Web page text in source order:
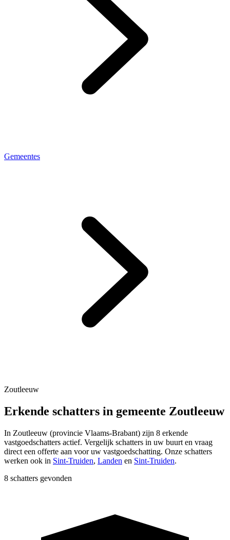
Gemeentes
Zoutleeuw
Erkende schatters in gemeente Zoutleeuw
In Zoutleeuw (provincie Vlaams-Brabant) zijn 8 erkende
vastgoedschatters actief. Vergelijk schatters in uw buurt en vraag
direct een offerte aan voor uw vastgoedschatting. Onze schatters
werken ook in Sint-Truiden, Landen en Sint-Truiden.
8 schatters gevonden